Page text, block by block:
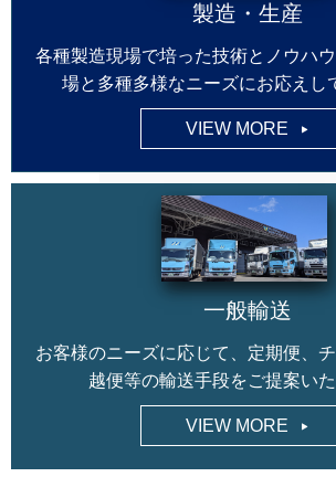
製造・生産
各種製造現場で培った技術とノウハ
場と多種多様なニーズにお応えし
VIEW MORE
一般輸送
お客様のニーズに応じて、定期便、チ
越便等の輸送手段をご提案いた
VIEW MORE